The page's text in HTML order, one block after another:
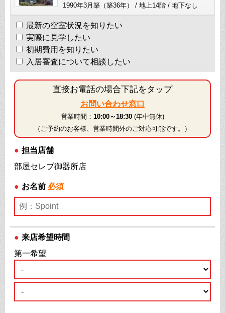
1990年3月築（築36年） / 地上14階 / 地下なし
最新の空室状況を知りたい
実際に見学したい
初期費用を知りたい
入居審査について相談したい
直接お電話の場合下記をタップ
お問い合わせ窓口
営業時間： 10:00～18:30 (年中無休)
（ご予約のお客様、営業時間外のご対応可能です。）
● 担当店舗
部屋セレブ御器所店
● お名前 必須
● 来店希望時間
第一希望